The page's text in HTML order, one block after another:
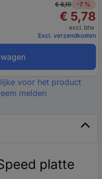
€ 6,19
-7 %
€ 5,78
excl. btw
Excl. verzendkosten
voor het product
melden
platte